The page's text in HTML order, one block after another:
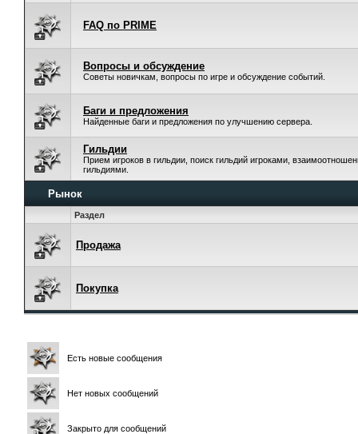
FAQ по PRIME
Вопросы и обсуждение
Советы новичкам, вопросы по игре и обсуждение событий.
Баги и предложения
Найденные баги и предложения по улучшению сервера.
Гильдии
Прием игроков в гильдии, поиск гильдий игроками,
гильдиями.
Рынок
Раздел
Продажа
Покупка
Есть новые сообщения
Нет новых сообщений
Закрыто для сообщений